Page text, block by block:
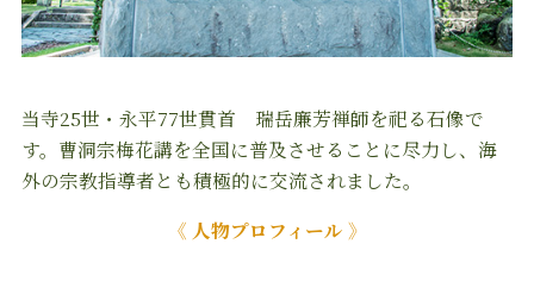
当寺25世・永平77世貫首 瑞岳廉芳禅師を祀る石像で
す。曹洞宗梅花講を全国に普及させることに尽力し、海
外の宗教指導者とも積極的に交流されました。
《 人物プロフィール 》